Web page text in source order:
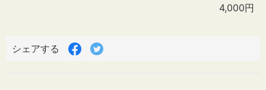
4,000円
シェアする
Facebook
Twitter